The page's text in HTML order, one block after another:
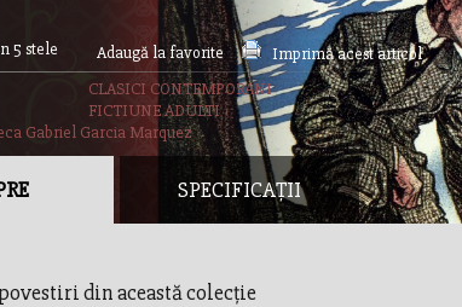
5 stele Adaugă la favorite
Imprimă acest articol
CLASICI CONTEMPORANI
FICTIUNE ADULTI
Gabriel Garcia Marquez
SPECIFICAȚII
povestiri din această colecție